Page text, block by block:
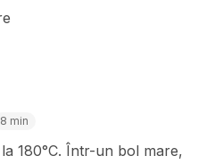
8 min
180°C. Într-un bol mare,